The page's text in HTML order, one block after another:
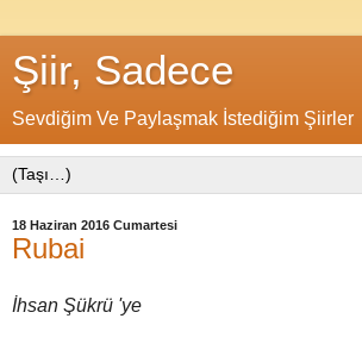
Şiir, Sadece
Sevdiğim Ve Paylaşmak İstediğim Şiirler
18 Haziran 2016 Cumartesi
Rubai
İhsan Şükrü 'ye